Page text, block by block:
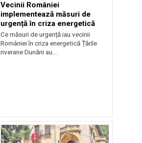
Vecinii României
implementează măsuri de
urgență în criza energetică
Ce măsuri de urgență iau vecinii
României în criza energetică Țările
riverane Dunării au...